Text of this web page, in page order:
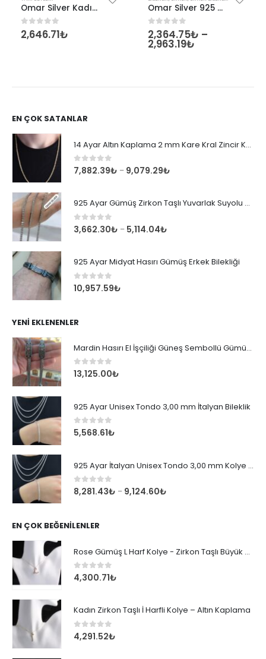
Omar Silver Kadın İthal Gümüş Halka Küpe Seti 3’lü Set Hoop Earing Complete 16-20-25 Mm
0 out of 5
2,646.71₺
Omar Silver 925 Ayar Gümüş Gurmet Zincir Kolye Bileklik 2 mmSet
0 out of 5
2,364.75₺ –
2,963.19₺
EN ÇOK SATANLAR
14 Ayar Altın Kaplama 2 mm Kare Kral Zincir Kolye
0 out of 5
7,882.39₺ – 9,079.29₺
925 Ayar Gümüş Zirkon Taşlı Yuvarlak Suyolu Bileklik
0 out of 5
3,662.30₺ – 5,114.04₺
925 Ayar Midyat Hasırı Gümüş Erkek Bilekliği
0out of 5
10,957.59₺
YENI EKLENENLER
Mardin Hasırı El İşçiliği Güneş Sembollü Gümüş Erkek Bileklik
0out of 5
13,125.00₺
925 Ayar Unisex Tondo 3,00 mm İtalyan Bileklik
0 out of 5
5,568.61₺
925 Ayar İtalyan Unisex Tondo 3,00 mm Kolye Zincir
0 out of 5
8,281.43₺ – 9,124.60₺
EN ÇOK BEĞENILENLER
Rose Gümüş L Harf Kolye - Zirkon Taşlı Büyük Boy Kadın Kolyesi
0 out of 5
4,300.71₺
Kadın Zirkon Taşlı İ Harfli Kolye – Altın Kaplama
0 out of 5
4,291.52₺